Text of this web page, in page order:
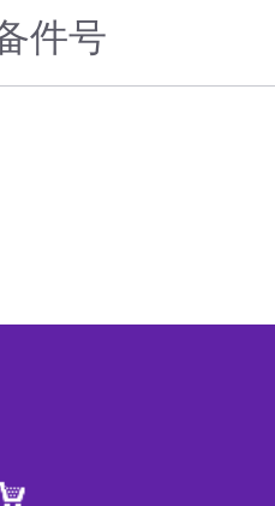
件号